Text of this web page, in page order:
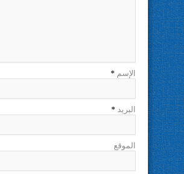
الإسم *
البريد *
الموقع